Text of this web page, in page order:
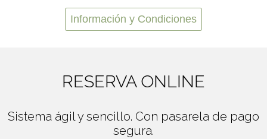
Información y Condiciones
RESERVA ONLINE
Sistema ágil y sencillo. Con pasarela de pago
segura.